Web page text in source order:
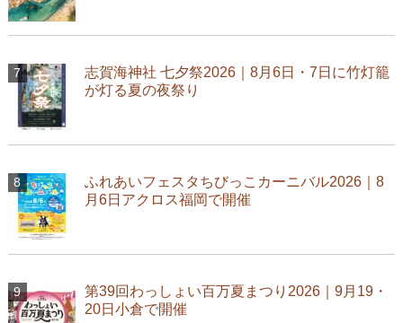
志賀海神社 七夕祭2026｜8月6日・7日に竹灯籠
が灯る夏の夜祭り
ふれあいフェスタちびっこカーニバル2026｜8
月6日アクロス福岡で開催
第39回わっしょい百万夏まつり2026｜9月19・
20日小倉で開催